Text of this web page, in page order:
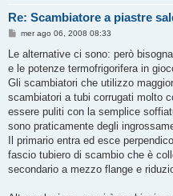
Re: Scambiatore a piastre
M
s
a
g
i
o
mer ago 06, 2008 08:33
Le alternative ci sono: però
e le potenze termofrigorifera in
Gli scambiatori che utilizzo
scambiatori a tubi corrugati molto
essere puliti con la semplice
sono praticamente degli
Il primario entra ed esce
fascio tubiero di scambio che è
secondario a mezzo flange e